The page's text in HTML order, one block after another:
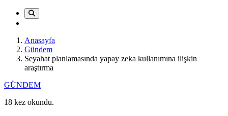
Anasayfa
Gündem
Seyahat planlamasında yapay zeka kullanımına ilişkin
araştırma
GÜNDEM
18 kez okundu.